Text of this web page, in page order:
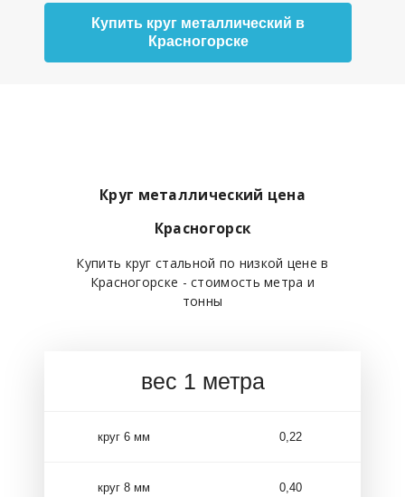
Купить круг металлический в
Красногорске
Круг металлический цена
Красногорск
Купить круг стальной по низкой цене в
Красногорске - стоимость метра и
тонны
вес 1 метра
круг 6 мм 0,22
круг 8 мм 0,40